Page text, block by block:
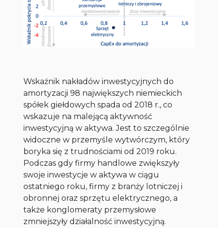
Wskaźnik nakładów inwestycyjnych do
amortyzacji 98 największych niemieckich
spółek giełdowych spada od 2018 r., co
wskazuje na malejącą aktywność
inwestycyjną w aktywa. Jest to szczególnie
widoczne w przemyśle wytwórczym, który
boryka się z trudnościami od 2019 roku.
Podczas gdy firmy handlowe zwiększyły
swoje inwestycje w aktywa w ciągu
ostatniego roku, firmy z branży lotniczej i
obronnej oraz sprzętu elektrycznego, a
także konglomeraty przemysłowe
zmniejszyły działalność inwestycyjną.